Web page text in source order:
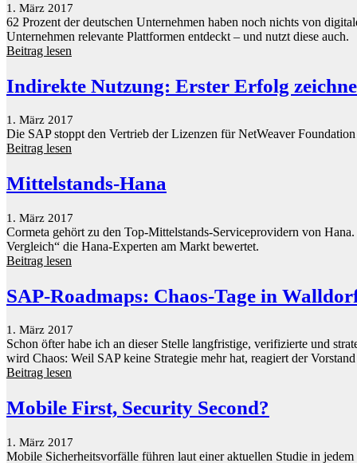
1. März 2017
62 Prozent der deutschen Unternehmen haben noch nichts von
Unternehmen relevante Plattformen entdeckt – und nutzt diese auch.
Beitrag lesen
Indirekte Nutzung: Erster Erfolg
1. März 2017
Die SAP stoppt den Vertrieb der Lizenzen für NetWeaver
Beitrag lesen
Mittelstands-Hana
1. März 2017
Cormeta gehört zu den Top-Mittelstands-Serviceprovidern von
Vergleich“ die Hana-Experten am Markt bewertet.
Beitrag lesen
SAP-Roadmaps: Chaos-Tage in
1. März 2017
Schon öfter habe ich an dieser Stelle langfristige, verifizierte und
wird Chaos: Weil SAP keine Strategie mehr hat, reagiert der
Beitrag lesen
Mobile First, Security Second?
1. März 2017
Mobile Sicherheitsvorfälle führen laut einer aktuellen Studie in